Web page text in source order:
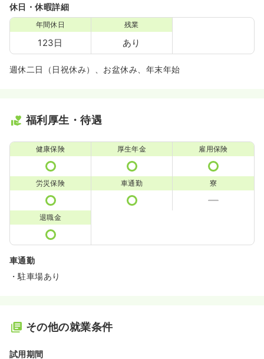
休日・休暇詳細
年間休日
123日
残業
あり
週休二日（日祝休み）、お盆休み、年末年始
福利厚生・待遇
健康保険 厚生年金 雇用保険
労災保険 車通勤 寮
退職金
車通勤
・駐車場あり
その他の就業条件
試用期間